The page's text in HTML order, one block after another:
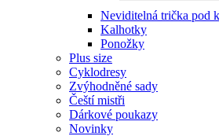
Neviditelná trička pod
Kalhotky
Ponožky
Plus size
Cyklodresy
Zvýhodněné sady
Čeští mistři
Dárkové poukazy
Novinky